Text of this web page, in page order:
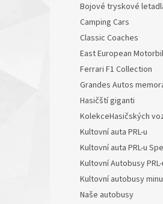
Bojové tryskové
Camping Cars
Classic Coaches
East European
Ferrari F1 Collection
Grandes Autos
Hasičští giganti
KolekceHasičských
Kultovní auta PRL-u
Kultovní auta PRL-u
Kultovní Autobusy
Kultovní autobusy
Naše autobusy